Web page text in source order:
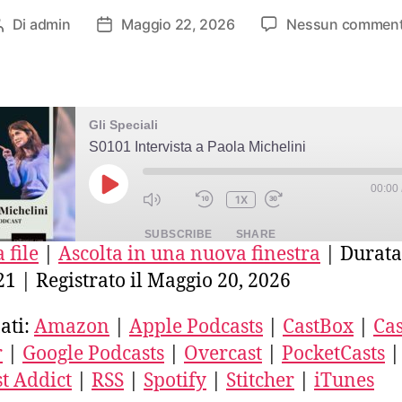
Di admin
DataMaggio 22, 2026 Nessun
Gli Speciali
S0101 Intervista a Paola Michelini
PLAY
EPISODE
1X
00:00
SUBSCRIBE SHARE
Apple Podcasts
PocketCasts Podcast Addict
Spotify Stitcher
file Ascolta in una nuova finestra
Registrato il Maggio 20, 2026
Amazon Apple Podcasts CastBox
Google Podcasts Overcast PocketCasts
Addict
RSS Spotify Stitcher iTunes